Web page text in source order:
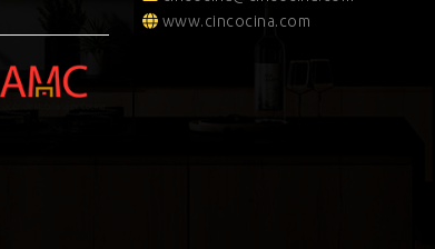
www.cincocina.com